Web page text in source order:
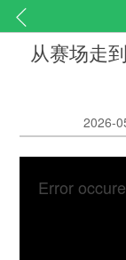
从赛场走
2026-
Error